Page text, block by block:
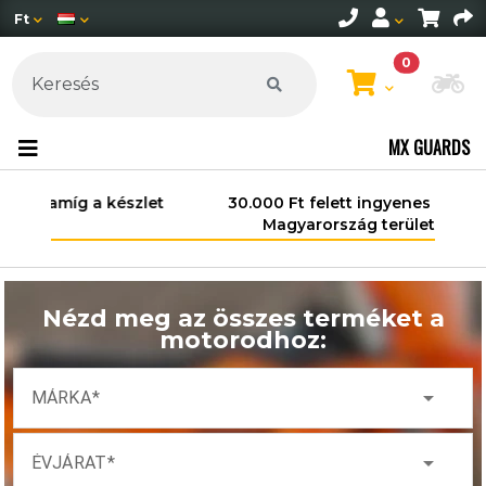
Ft
0
MX GUARDS
30.000 Ft felett ingyenes szállítás
Magyarország területén*.
Nézd meg az összes terméket a
motorodhoz:
MÁRKA arrow_drop_down
ÉVJÁRAT arrow_drop_down